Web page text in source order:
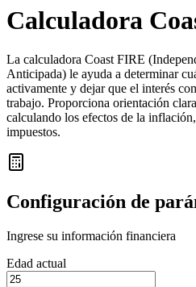
Calculadora
La calculadora Coast FIRE
Anticipada) le ayuda a determinar
activamente y dejar que el interés
trabajo. Proporciona orientación
calculando los efectos de la
impuestos.
Configuración de
Ingrese su información financiera
Edad actual